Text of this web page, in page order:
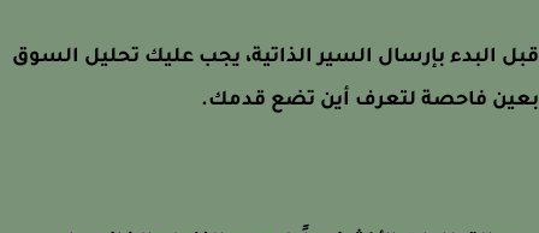
البدء بإرسال السير الذاتية، يجب عليك تحليل السوق
فاحصة لتعرف أين تضع قدمك.